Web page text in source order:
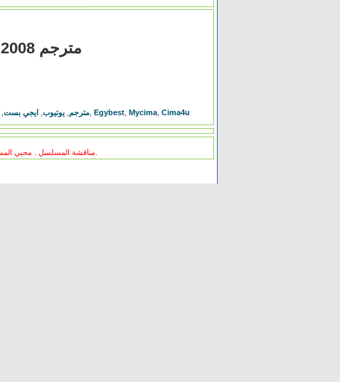
مشاهدة فيلم The Hurt Locker 2008 مترجم
فيلم The Hurt Locker مترجم يوتيوب ايجي بست Egybest Mycima Cima4u